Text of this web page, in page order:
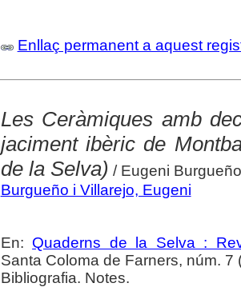
Enllaç permanent a aquest
Les Ceràmiques amb
jaciment ibèric de
de la Selva) / Eugeni
Burgueño i Villarejo, Eugeni
En: Quaderns de la Selva :
Santa Coloma de Farners, núm. 7
Bibliografia. Notes.